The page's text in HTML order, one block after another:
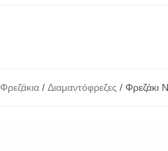
Φρεζάκια / Διαμαντόφρεζες / Φρεζάκι